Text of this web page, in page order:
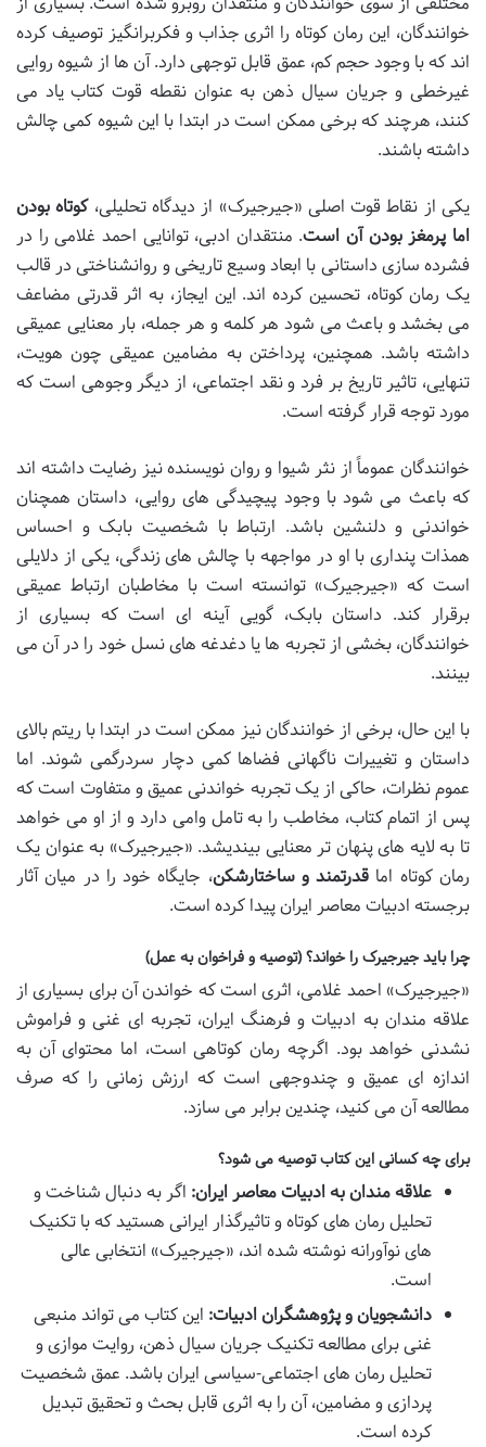
خوانندگان، این رمان کوتاه را اثری جذاب و فکربرانگیز توصیف کرده
اند که با وجود حجم کم، عمق قابل توجهی دارد. آن ها از شیوه روایی
غیرخطی و جریان سیال ذهن به عنوان نقطه قوت کتاب یاد می
کنند، هرچند که برخی ممکن است در ابتدا با این شیوه کمی چالش
داشته باشند.
یکی از نقاط قوت اصلی «جیرجیرک» از دیدگاه تحلیلی،کوتاه بودن
اما پرمغز بودن آن است. منتقدان ادبی، توانایی احمد غلامی را در
فشرده سازی داستانی با ابعاد وسیع تاریخی و روانشناختی در قالب
یک رمان کوتاه، تحسین کرده اند. این ایجاز، به اثر قدرتی مضاعف
می بخشد و باعث می شود هر کلمه و هر جمله، بار معنایی عمیقی
داشته باشد. همچنین، پرداختن به مضامین عمیقی چون هویت،
تنهایی، تاثیر تاریخ بر فرد و نقد اجتماعی، از دیگر وجوهی است که
مورد توجه قرار گرفته است.
خوانندگان عموماً از نثر شیوا و روان نویسنده نیز رضایت داشته اند
که باعث می شود با وجود پیچیدگی های روایی، داستان همچنان
خواندنی و دلنشین باشد. ارتباط با شخصیت بابک و احساس
همذات پنداری با او در مواجهه با چالش های زندگی، یکی از دلایلی
است که «جیرجیرک» توانسته است با مخاطبان ارتباط عمیقی
برقرار کند. داستان بابک، گویی آینه ای است که بسیاری از
خوانندگان، بخشی از تجربه ها یا دغدغه های نسل خود را در آن می
بینند.
با این حال، برخی از خوانندگان نیز ممکن است در ابتدا با ریتم بالای
داستان و تغییرات ناگهانی فضاها کمی دچار سردرگمی شوند. اما
عموم نظرات، حاکی از یک تجربه خواندنی عمیق و متفاوت است که
پس از اتمام کتاب، مخاطب را به تامل وامی دارد و از او می خواهد
تا به لایه های پنهان تر معنایی بیندیشد. «جیرجیرک» به عنوان یک
رمان کوتاه اما قدرتمند و ساختارشکن، جایگاه خود را در میان آثار
برجسته ادبیات معاصر ایران پیدا کرده است.
چرا باید جیرجیرک را خواند؟ (توصیه و فراخوان به عمل)
«جیرجیرک» احمد غلامی، اثری است که خواندن آن برای بسیاری از
علاقه مندان به ادبیات و فرهنگ ایران، تجربه ای غنی و فراموش
نشدنی خواهد بود. اگرچه رمان کوتاهی است، اما محتوای آن به
اندازه ای عمیق و چندوجهی است که ارزش زمانی را که صرف
مطالعه آن می کنید، چندین برابر می سازد.
برای چه کسانی این کتاب توصیه می شود؟
علاقه مندان به ادبیات معاصر ایران: اگر به دنبال شناخت و
تحلیل رمان های کوتاه و تاثیرگذار ایرانی هستید که با تکنیک
های نوآورانه نوشته شده اند، «جیرجیرک» انتخابی عالی
است.
دانشجویان و پژوهشگران ادبیات: این کتاب می تواند منبعی
غنی برای مطالعه تکنیک جریان سیال ذهن، روایت موازی و
تحلیل رمان های اجتماعی-سیاسی ایران باشد. عمق شخصیت
پردازی و مضامین، آن را به اثری قابل بحث و تحقیق تبدیل
کرده است.